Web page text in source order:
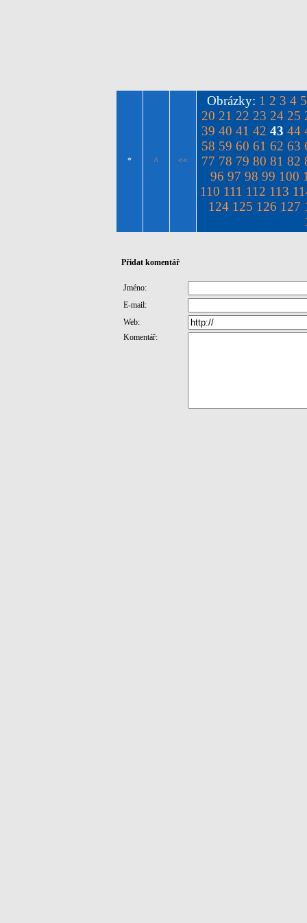
* ^ <<
Obrázky: 1 2 3 4 5
20 21 22 23 24 25
39 40 41 42 43 44
58 59 60 61 62 63
77 78 79 80 81 82
96 97 98 99 100
110 111 112 113
124 125 126 127
Přidat komentář
Jméno:
E-mail:
Web:
Komentář: